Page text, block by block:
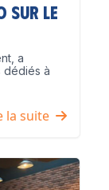
sur le
a
dédiés à
la suite